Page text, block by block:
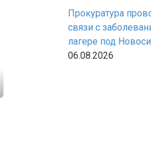
Прокуратура
связи с
лагере под
06.08.2026